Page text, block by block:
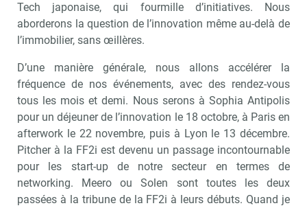
Tech japonaise, qui fourmille d’initiatives. Nous
aborderons la question de l’innovation même au-delà de
l’immobilier, sans œillères.
D’une manière générale, nous allons accélérer la
fréquence de nos événements, avec des rendez-vous
tous les mois et demi. Nous serons à Sophia Antipolis
pour un déjeuner de l’innovation le 18 octobre, à Paris en
afterwork le 22 novembre, puis à Lyon le 13 décembre.
Pitcher à la FF2i est devenu un passage incontournable
pour les start-up de notre secteur en termes de
networking. Meero ou Solen sont toutes les deux
passées à la tribune de la FF2i à leurs débuts. Quand je